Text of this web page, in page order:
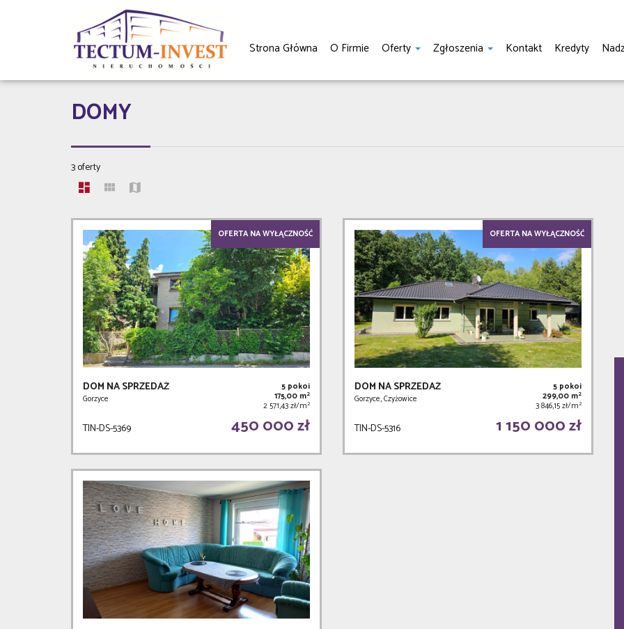
Strona Główna O Firmie Oferty Zgłoszenia Kontakt Kredyty
DOMY
3 oferty
OFERTA NA WYŁĄCZNOŚĆ
DOM NA SPRZEDAŻ
Gorzyce
5 pokoi
175,00 m2
2 571,43 zł/m2
TIN-DS-5369 450 000 zł
OFERTA NA WYŁĄCZNOŚĆ
DOM NA SPRZEDAŻ
Gorzyce, Czyżowice
5 pokoi
299,00 m2
3 846,15 zł/m2
TIN-DS-5316 1 150 000 zł